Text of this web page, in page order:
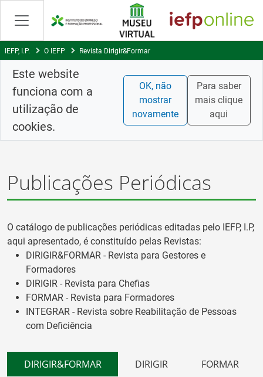
Saltar
para
conteúdo
principal
IEFP, I.P. O IEFP Revista Dirigir&Formar
Este website
funciona com a
utilização de
cookies.
OK, não
mostrar
novamente
Para saber
mais clique
aqui
Publicações Periódicas
O catálogo de publicações periódicas editadas pelo IEFP, I.P,
aqui apresentado, é constituído pelas Revistas:
DIRIGIR&FORMAR - Revista para Gestores e
Formadores
DIRIGIR - Revista para Chefias
FORMAR - Revista para Formadores
INTEGRAR - Revista sobre Reabilitação de Pessoas
com Deficiência
DIRIGIR&FORMAR DIRIGIR
FORMAR